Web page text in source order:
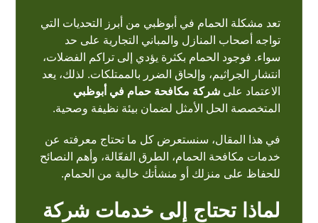
تعد مشكلة الحمام في أبوظبي من أبرز التحديات التي
تواجه أصحاب المنازل والمباني التجارية على حد
سواء. فوجود الحمام بكثرة يؤدي إلى تراكم الفضلات،
انتشار الجراثيم، وإلحاق الضرر بالممتلكات. لذلك، يعد
الاعتماد علىشركة مكافحة حمام في أبوظبي
المتخصصة الحل الأمثل لضمان بيئة نظيفة وصحية.
في هذا المقال، سنستعرض كل ما تحتاج معرفته عن
خدمات مكافحة الحمام، الطرق الفعّالة، وأهم النصائح
للحفاظ على منزلك أو منشأتك خالية من الحمام.
لماذا تحتاج إلى خدمات شركة